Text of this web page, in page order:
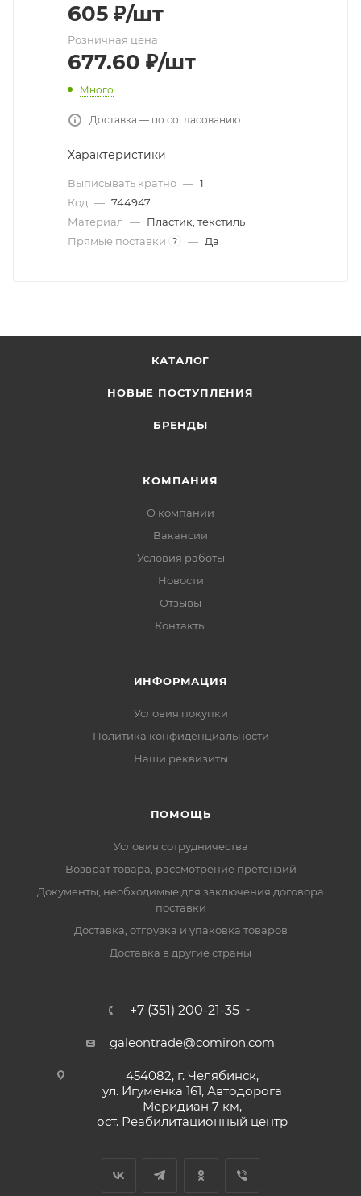
605 ₽/шт
Розничная цена
677.60 ₽/шт
Много
Доставка — по согласованию
Характеристики
Выписывать кратно — 1
Код — 744947
Материал — Пластик, текстиль
Прямые поставки
? — Да
КАТАЛОГ
НОВЫЕ ПОСТУПЛЕНИЯ
БРЕНДЫ
КОМПАНИЯ
О компании
Вакансии
Условия работы
Новости
Отзывы
Контакты
ИНФОРМАЦИЯ
Условия покупки
Политика конфиденциальности
Наши реквизиты
ПОМОЩЬ
Условия сотрудничества
Возврат товара, рассмотрение претензий
Документы, необходимые для заключения договора
поставки
Доставка, отгрузка и упаковка товаров
Доставка в другие страны
+7 (351) 200-21-35
galeontrade@comiron.com
454082, г. Челябинск,
ул. Игуменка 161, Автодорога
Меридиан 7 км,
ост. Реабилитационный центр